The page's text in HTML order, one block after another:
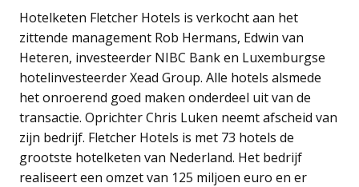
Hotelketen Fletcher Hotels is verkocht aan het
zittende management Rob Hermans, Edwin van
Heteren, investeerder NIBC Bank en Luxemburgse
hotelinvesteerder Xead Group. Alle hotels alsmede
het onroerend goed maken onderdeel uit van de
transactie. Oprichter Chris Luken neemt afscheid van
zijn bedrijf. Fletcher Hotels is met 73 hotels de
grootste hotelketen van Nederland. Het bedrijf
realiseert een omzet van 125 miljoen euro en er